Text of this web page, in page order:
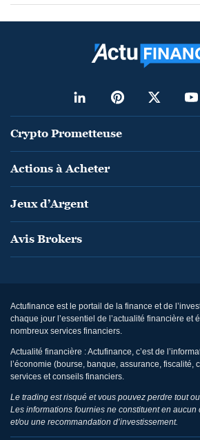
Crypto Prometteuse
Actions à Acheter
Jeux d’Argent
Avis Brokers
Actufinance est le portail de la finance et de
chaque jour l’essentiel de l’actualité financière et
nombreux services financiers.
Actualité financière : Actufinance, c’est de
l’économie (bourse, banque, assurance,
services et conseils financiers.
Le trading est risqué et vous pouvez perdre tout
Les informations fournies ne constituent en
et/ou une recommandation d’investissement.